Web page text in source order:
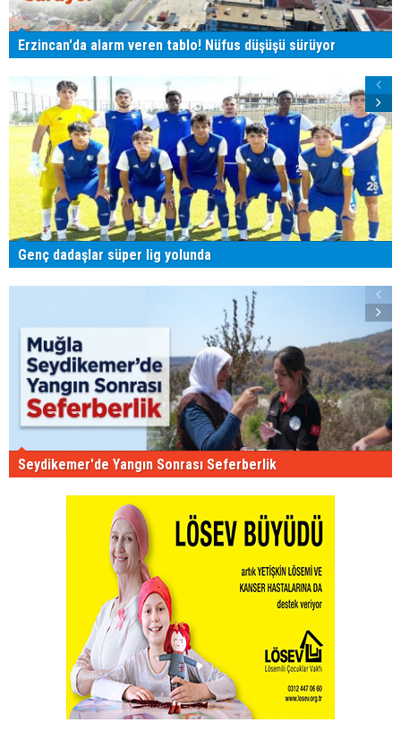
Erzincan'da alarm veren tablo! Nüfus düşüşü sürüyor
Genç dadaşlar süper lig yolunda
Seydikemer'de Yangın Sonrası Seferberlik